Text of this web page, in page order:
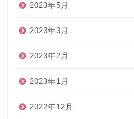
2023年5月
2023年3月
2023年2月
2023年1月
2022年12月